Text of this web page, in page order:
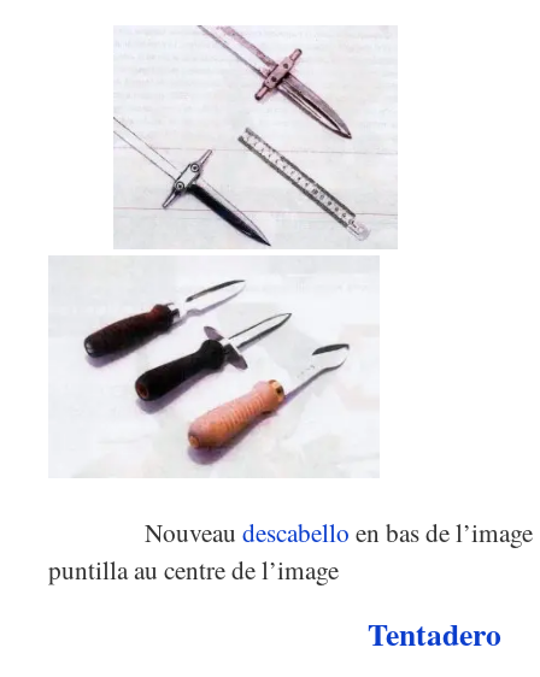
Nouveau descabello en bas de
puntilla au centre de l’image
Tentadero